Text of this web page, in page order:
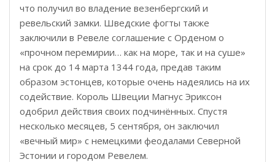
что получил во владение везенбергский и
ревельский замки. Шведские фогты также
заключили в Ревеле соглашение с Орденом о
«прочном перемирии… как на море, так и на суше»
на срок до 14 марта 1344 года, предав таким
образом эстонцев, которые очень надеялись на их
содействие. Король Швеции Магнус Эриксон
одобрил действия своих подчинённых. Спустя
несколько месяцев, 5 сентября, он заключил
«вечный мир» с немецкими феодалами Северной
Эстонии и городом Ревелем.